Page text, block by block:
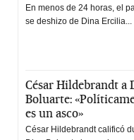
En menos de 24 horas, el
se deshizo de Dina Ercilia...
César Hildebrandt a
Boluarte:
es un asco»
César Hildebrandt calificó